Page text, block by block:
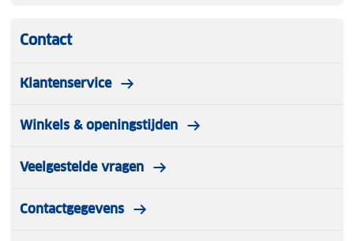
Contact
Klantenservice
Winkels & openingstijden
Veelgestelde vragen
Contactgegevens